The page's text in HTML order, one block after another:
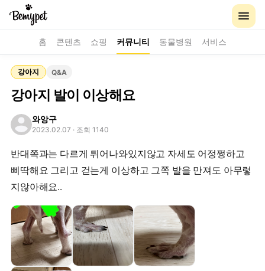
홈 콘텐츠 쇼핑 커뮤니티 동물병원 서비스
강아지 Q&A
강아지 발이 이상해요
와앙구
2023.02.07 · 조회 1140
반대쪽과는 다르게 튀어나와있지않고 자세도 어정쩡하고
삐딱해요 그리고 걷는게 이상하고 그쪽 발을 만져도 아무렇
지않아해요..